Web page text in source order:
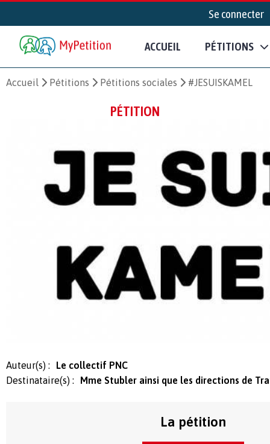
Se connecter
ACCUEIL PÉTITIONS
Accueil Pétitions Pétitions sociales #JESUISKAMEL
PÉTITION
Auteur(s) :
Le collectif PNC
Destinataire(s) :
Mme Stubler ainsi que les directions de
La pétition